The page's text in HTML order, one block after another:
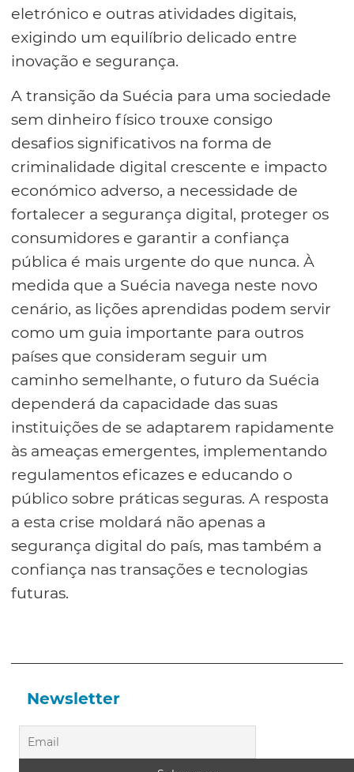
eletrónico e outras atividades digitais,
exigindo um equilíbrio delicado entre
inovação e segurança.
A transição da Suécia para uma sociedade
sem dinheiro físico trouxe consigo
desafios significativos na forma de
criminalidade digital crescente e impacto
económico adverso, a necessidade de
fortalecer a segurança digital, proteger os
consumidores e garantir a confiança
pública é mais urgente do que nunca. À
medida que a Suécia navega neste novo
cenário, as lições aprendidas podem servir
como um guia importante para outros
países que consideram seguir um
caminho semelhante, o futuro da Suécia
dependerá da capacidade das suas
instituições de se adaptarem rapidamente
às ameaças emergentes, implementando
regulamentos eficazes e educando o
público sobre práticas seguras. A resposta
a esta crise moldará não apenas a
segurança digital do país, mas também a
confiança nas transações e tecnologias
futuras.
Newsletter